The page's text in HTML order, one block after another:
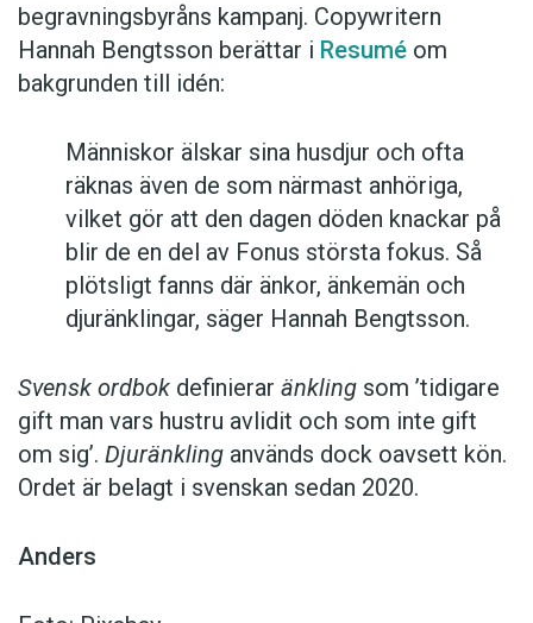
begravningsbyråns kampanj. Copywritern
Hannah Bengtsson berättar i Resumé om
bakgrunden till idén:
Människor älskar sina husdjur och ofta
räknas även de som närmast anhöriga,
vilket gör att den dagen döden knackar på
blir de en del av Fonus största fokus. Så
plötsligt fanns där änkor, änkemän och
djuränklingar, säger Hannah Bengtsson.
Svensk ordbok definierar änkling som ’tidigare
gift man vars hustru av­lidit och som inte gift
om sig’. Djuränkling används dock oavsett kön.
Ordet är belagt i svenskan sedan 2020.
Anders